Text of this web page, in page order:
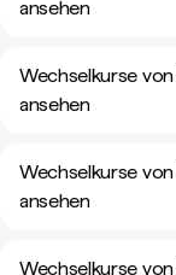
ansehen
Wechselkurse
ansehen
Wechselkurse
ansehen
Wechselkurse